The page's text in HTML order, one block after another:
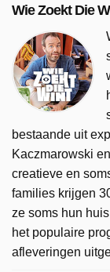
Wie Zoekt Die
bestaande uit
Kaczmarowski
creatieve en
families krijgen
ze soms hun
het populaire
afleveringen